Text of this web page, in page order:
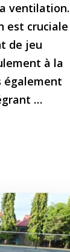
ventilation.
est cruciale
de jeu
à la
également
…